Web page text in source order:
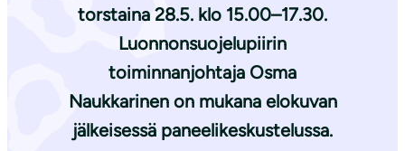
torstaina 28.5. klo 15.00–17.30.
Luonnonsuojelupiirin
toiminnanjohtaja Osma
Naukkarinen on mukana elokuvan
jälkeisessä paneelikeskustelussa.